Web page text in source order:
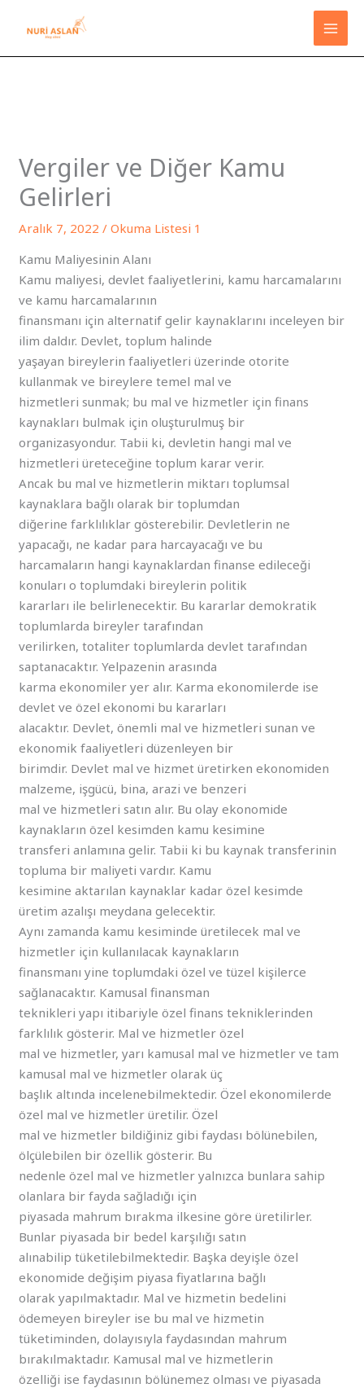
Vergiler ve Diğer Kamu
Gelirleri
Aralık 7, 2022/Okuma Listesi 1
Kamu Maliyesinin Alanı
Kamu maliyesi, devlet faaliyetlerini, kamu harcamalarını
ve kamu harcamalarının
finansmanı için alternatif gelir kaynaklarını inceleyen bir
ilim daldır. Devlet, toplum halinde
yaşayan bireylerin faaliyetleri üzerinde otorite
kullanmak ve bireylere temel mal ve
hizmetleri sunmak; bu mal ve hizmetler için finans
kaynakları bulmak için oluşturulmuş bir
organizasyondur. Tabii ki, devletin hangi mal ve
hizmetleri üreteceğine toplum karar verir.
Ancak bu mal ve hizmetlerin miktarı toplumsal
kaynaklara bağlı olarak bir toplumdan
diğerine farklılıklar gösterebilir. Devletlerin ne
yapacağı, ne kadar para harcayacağı ve bu
harcamaların hangi kaynaklardan finanse edileceği
konuları o toplumdaki bireylerin politik
kararları ile belirlenecektir. Bu kararlar demokratik
toplumlarda bireyler tarafından
verilirken, totaliter toplumlarda devlet tarafından
saptanacaktır. Yelpazenin arasında
karma ekonomiler yer alır. Karma ekonomilerde ise
devlet ve özel ekonomi bu kararları
alacaktır. Devlet, önemli mal ve hizmetleri sunan ve
ekonomik faaliyetleri düzenleyen bir
birimdir. Devlet mal ve hizmet üretirken ekonomiden
malzeme, işgücü, bina, arazi ve benzeri
mal ve hizmetleri satın alır. Bu olay ekonomide
kaynakların özel kesimden kamu kesimine
transferi anlamına gelir. Tabii ki bu kaynak transferinin
topluma bir maliyeti vardır. Kamu
kesimine aktarılan kaynaklar kadar özel kesimde
üretim azalışı meydana gelecektir.
Aynı zamanda kamu kesiminde üretilecek mal ve
hizmetler için kullanılacak kaynakların
finansmanı yine toplumdaki özel ve tüzel kişilerce
sağlanacaktır. Kamusal finansman
teknikleri yapı itibariyle özel finans tekniklerinden
farklılık gösterir. Mal ve hizmetler özel
mal ve hizmetler, yarı kamusal mal ve hizmetler ve tam
kamusal mal ve hizmetler olarak üç
başlık altında incelenebilmektedir. Özel ekonomilerde
özel mal ve hizmetler üretilir. Özel
mal ve hizmetler bildiğiniz gibi faydası bölünebilen,
ölçülebilen bir özellik gösterir. Bu
nedenle özel mal ve hizmetler yalnızca bunlara sahip
olanlara bir fayda sağladığı için
piyasada mahrum bırakma ilkesine göre üretilirler.
Bunlar piyasada bir bedel karşılığı satın
alınabilip tüketilebilmektedir. Başka deyişle özel
ekonomide değişim piyasa fiyatlarına bağlı
olarak yapılmaktadır. Mal ve hizmetin bedelini
ödemeyen bireyler ise bu mal ve hizmetin
tüketiminden, dolayısıyla faydasından mahrum
bırakılmaktadır. Kamusal mal ve hizmetlerin
özelliği ise faydasının bölünemez olması ve piyasada